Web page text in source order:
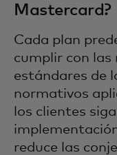
Mastercard?
Cada plan
cumplir con las
estándares de
normativos
los clientes
reduce las